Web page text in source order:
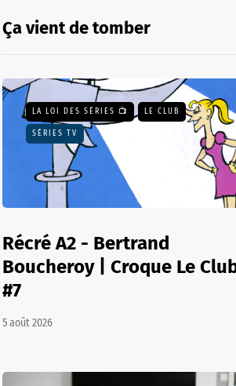
Ça vient de tomber
LA LOI DES SÉRIES 📺 LE CLUB
SÉRIES TV
Récré A2 - Bertrand
Boucheroy | Croque Le
#7
5 août 2026